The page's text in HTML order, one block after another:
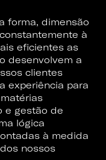
forma, dimensão
à
eficientes as
desenvolvem a
clientes
experiência para
e gestão de
lógica
à medida
nossos